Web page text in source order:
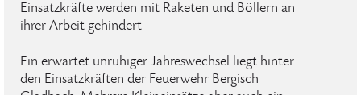
Einsatzkräfte werden mit Raketen und Böllern an
ihrer Arbeit gehindert
Ein erwartet unruhiger Jahreswechsel liegt hinter
den Einsatzkräften der Feuerwehr Bergisch